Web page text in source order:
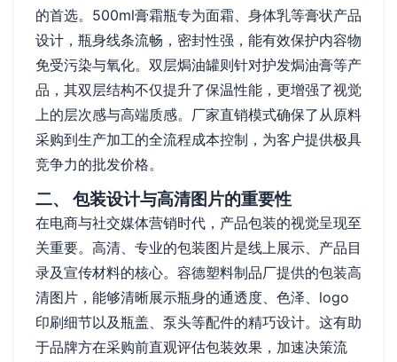
的首选。500ml膏霜瓶专为面霜、身体乳等膏状产品
设计，瓶身线条流畅，密封性强，能有效保护内容物
免受污染与氧化。双层焗油罐则针对护发焗油膏等产
品，其双层结构不仅提升了保温性能，更增强了视觉
上的层次感与高端质感。厂家直销模式确保了从原料
采购到生产加工的全流程成本控制，为客户提供极具
竞争力的批发价格。
二、 包装设计与高清图片的重要性
在电商与社交媒体营销时代，产品包装的视觉呈现至
关重要。高清、专业的包装图片是线上展示、产品目
录及宣传材料的核心。容德塑料制品厂提供的包装高
清图片，能够清晰展示瓶身的通透度、色泽、logo
印刷细节以及瓶盖、泵头等配件的精巧设计。这有助
于品牌方在采购前直观评估包装效果，加速决策流